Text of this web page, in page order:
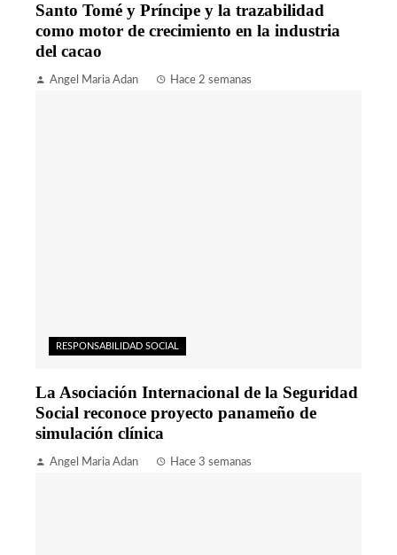
Santo Tomé y Príncipe y la trazabilidad
como motor de crecimiento en la industria
del cacao
Angel Maria Adan Hace 2 semanas
RESPONSABILIDAD SOCIAL
La Asociación Internacional de la Seguridad
Social reconoce proyecto panameño de
simulación clínica
Angel Maria Adan Hace 3 semanas